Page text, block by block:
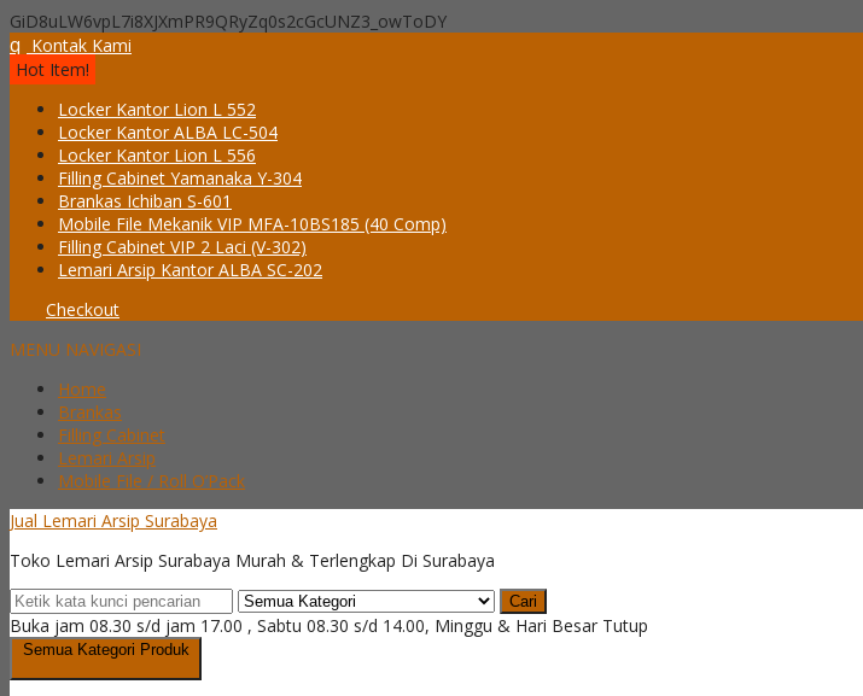
GiD8uLW6vpL7i8XJXmPR9QRyZq0s2cGcUNZ3_owToDY
q Kontak Kami
Hot Item!
Locker Kantor Lion L 552
Locker Kantor ALBA LC-504
Locker Kantor Lion L 556
Filling Cabinet Yamanaka Y-304
Brankas Ichiban S-601
Mobile File Mekanik VIP MFA-10BS185 (40 Comp)
Filling Cabinet VIP 2 Laci (V-302)
Lemari Arsip Kantor ALBA SC-202
Checkout
MENU NAVIGASI
Home
Brankas
Filling Cabinet
Lemari Arsip
Mobile File / Roll O’Pack
Jual Lemari Arsip Surabaya
Toko Lemari Arsip Surabaya Murah & Terlengkap Di Surabaya
Cari
Buka jam 08.30 s/d jam 17.00 , Sabtu 08.30 s/d 14.00, Minggu & Hari Besar Tutup
Semua Kategori Produk